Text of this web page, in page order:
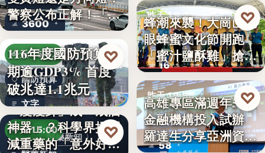
3600
警察公布正解！「違
規…
今天 15:02
國防預算
文字
116年度國防預算預
期逾GDP3% 首度
破兆達1.1兆元
♡
醫藥新知
今天 15:00
「瘦瘦針」成「戒酒
神器」？科學界揭開
減重藥的「意外好
♡
文字
昨天 19:59
農業活動
16
蜂潮來襲！大崗山龍
眼蜂蜜文化節開跑
「蜜汁鹽酥雞」搶先
爆…
♡
昨天 19:56
金融政策
58
高雄專區滿週年58家
金融機構投入試辦
羅達生分享亞洲資
♡